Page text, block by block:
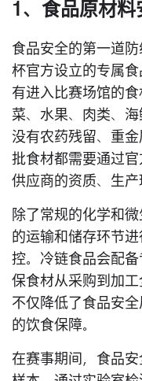
1、食品原材料
食品安全的第一道
杯官方设立的专属
有进入比赛场馆的
菜、水果、肉类、
没有农药残留、重
批食材都需要通过
供应商的资质、生产
除了常规的化学和
的运输和储存环节
控。冷链食品会配
保食材从采购到加
不仅降低了食品安
的饮食保障。
在赛事期间，食品